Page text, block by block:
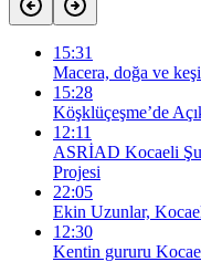
15:31
Macera, doğa ve
15:28
Köşklüçeşme’de
12:11
ASRİAD Kocaeli
Projesi
22:05
Ekin Uzunlar,
12:30
Kentin gururu